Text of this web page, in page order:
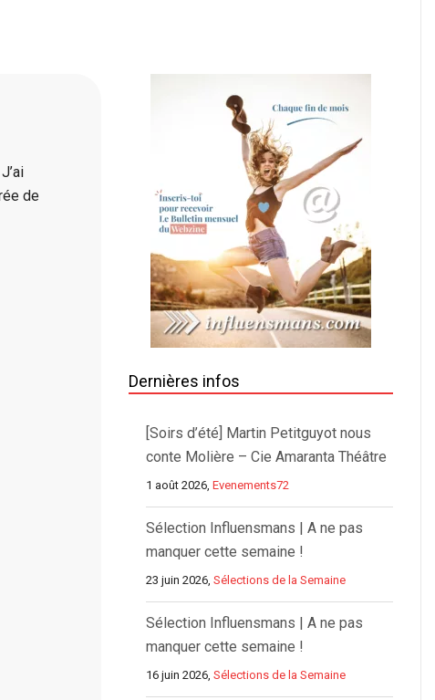
de
Dernières infos
[Soirs d’été] Martin Petitguyot nous
conte Molière – Cie Amaranta Théâtre
1 août 2026, Evenements72
Sélection Influensmans | A ne pas
manquer cette semaine !
23 juin 2026, Sélections de la Semaine
Sélection Influensmans | A ne pas
manquer cette semaine !
16 juin 2026, Sélections de la Semaine